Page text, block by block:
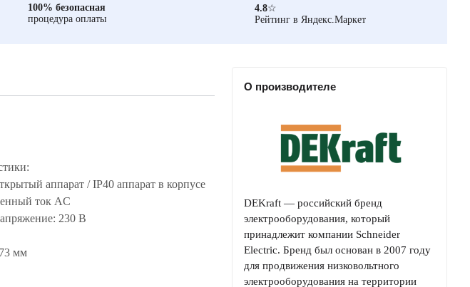
100% безопасная
процедура оплаты
4.8☆
Рейтинг в Яндекс.Маркет
аппарат / IP40 аппарат в корпусе
ток AC
230 В
мм
О производителе
DEKraft — российский бренд
электрооборудования, который
принадлежит компании Schneider
Electric. Бренд был основан в 2007 году
для продвижения низковольтного
электрооборудования на территории